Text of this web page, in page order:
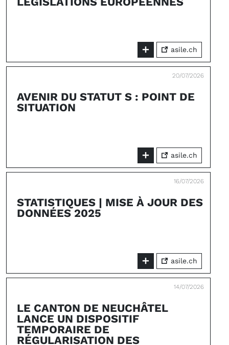
asile.ch
20/07/2026
AVENIR DU STATUT S : POINT DE
SITUATION
asile.ch
16/07/2026
STATISTIQUES | MISE À JOUR DES
DONNÉES 2025
asile.ch
14/07/2026
LE CANTON DE NEUCHÂTEL
LANCE UN DISPOSITIF
TEMPORAIRE DE
RÉGULARISATION DES